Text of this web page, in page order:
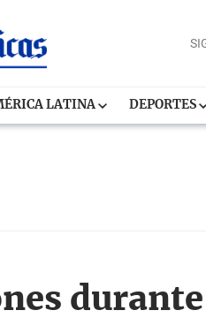
LATINA DEPORTES